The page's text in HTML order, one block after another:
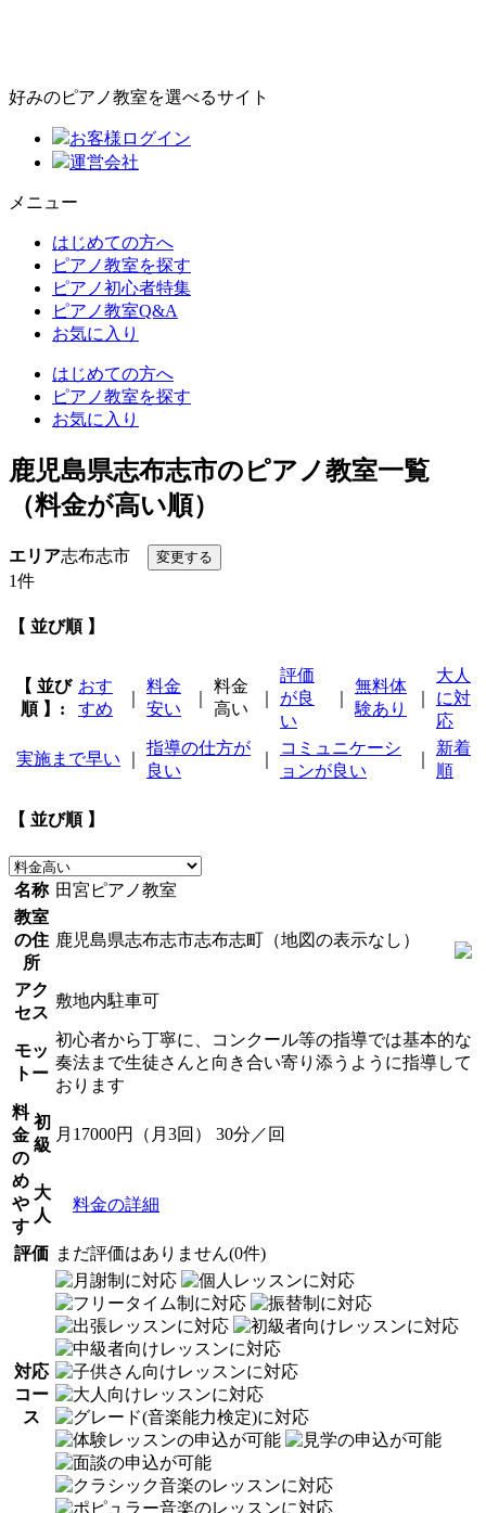
好みのピアノ教室を選べるサイト
お客様ログイン
運営会社
メニュー
はじめての方へ
ピアノ教室を探す
ピアノ初心者特集
ピアノ教室Q&A
お気に入り
はじめての方へ
ピアノ教室を探す
お気に入り
鹿児島県志布志市のピアノ教室一覧
（料金が高い順）
エリア志布志市
1件
【 並び順 】
【 並び
順 】:
おす
すめ
料金
安い
料金
高い
評価
が良
い
無料体
験あり
大人
に対
応
実施まで早い
指導の仕方が
良い
コミュニケーシ
ョンが良い
新着
順
【 並び順 】
名称 田宮ピアノ教室
教室
の住
所
鹿児島県志布志市志布志町（地図の表示なし）
アク
セス
敷地内駐車可
モッ
トー
初心者から丁寧に、コンクール等の指導では基本的な
奏法まで生徒さんと向き合い寄り添うように指導して
おります
料
金
の
め
や
す
初
級
月17000円（月3回） 30分／回
大
人
料金の詳細
評価 まだ評価はありません(0件)
対応
コー
ス